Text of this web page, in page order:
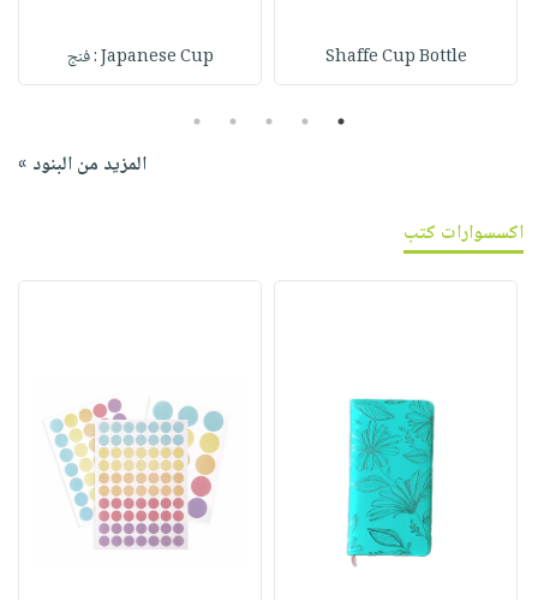
Shaffe Cup Bottle Japanese Cup : فنج
1
2
3
4
5
المزيد من البنود »
اكسسوارات كتب